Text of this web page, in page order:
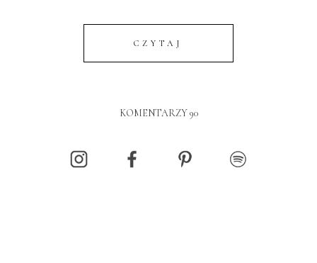
CZYTAJ
KOMENTARZY 90